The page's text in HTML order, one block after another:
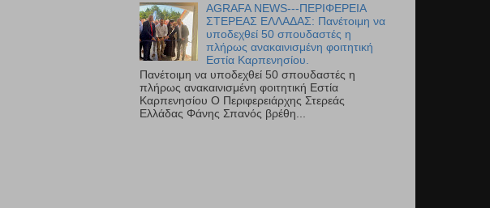
AGRAFA NEWS---ΠΕΡΙΦΕΡΕΙΑ
ΣΤΕΡΕΑΣ ΕΛΛΑΔΑΣ: Πανέτοιμη να
υποδεχθεί 50 σπουδαστές η
πλήρως ανακαινισμένη φοιτητική
Εστία Καρπενησίου.
Πανέτοιμη να υποδεχθεί 50 σπουδαστές η
πλήρως ανακαινισμένη φοιτητική Εστία
Καρπενησίου Ο Περιφερειάρχης Στερεάς
Ελλάδας Φάνης Σπανός βρέθη...